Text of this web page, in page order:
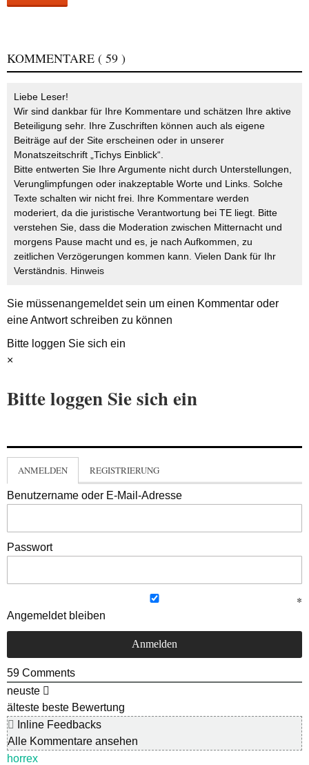
KOMMENTARE ( 59 )
Liebe Leser!
Wir sind dankbar für Ihre Kommentare und schätzen Ihre aktive
Beteiligung sehr. Ihre Zuschriften können auch als eigene
Beiträge auf der Site erscheinen oder in unserer
Monatszeitschrift „Tichys Einblick“.
Bitte entwerten Sie Ihre Argumente nicht durch Unterstellungen,
Verunglimpfungen oder inakzeptable Worte und Links. Solche
Texte schalten wir nicht frei. Ihre Kommentare werden
moderiert, da die juristische Verantwortung bei TE liegt. Bitte
verstehen Sie, dass die Moderation zwischen Mitternacht und
morgens Pause macht und es, je nach Aufkommen, zu
zeitlichen Verzögerungen kommen kann. Vielen Dank für Ihr
Verständnis. Hinweis
Sie müssenangemeldetsein um einen Kommentar oder
eine Antwort schreiben zu können
Bitte loggen Sie sich ein
×
Bitte loggen Sie sich ein
ANMELDEN REGISTRIERUNG
Benutzername oder E-Mail-Adresse
Passwort
Angemeldet bleiben
59 Comments
neuste
älteste beste Bewertung
Inline Feedbacks
Alle Kommentare ansehen
horrex